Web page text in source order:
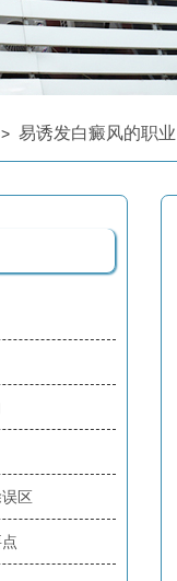
> 易诱发白癜风的职业
区